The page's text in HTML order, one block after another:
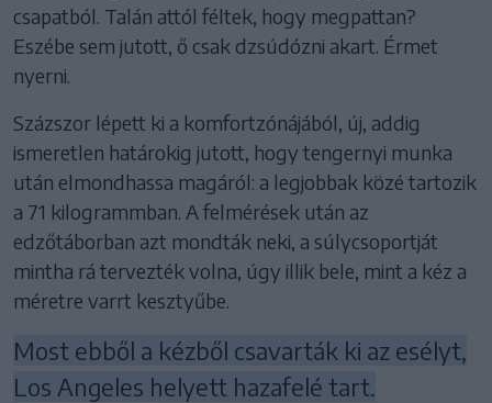
csapatból. Talán attól féltek, hogy megpattan?
Eszébe sem jutott, ő csak dzsúdózni akart. Érmet
nyerni.
Százszor lépett ki a komfortzónájából, új, addig
ismeretlen határokig jutott, hogy tengernyi munka
után elmondhassa magáról: a legjobbak közé tartozik
a 71 kilogrammban. A felmérések után az
edzőtáborban azt mondták neki, a súlycsoportját
mintha rá tervezték volna, úgy illik bele, mint a kéz a
méretre varrt kesztyűbe.
Most ebből a kézből csavarták ki az esélyt,
Los Angeles helyett hazafelé tart.